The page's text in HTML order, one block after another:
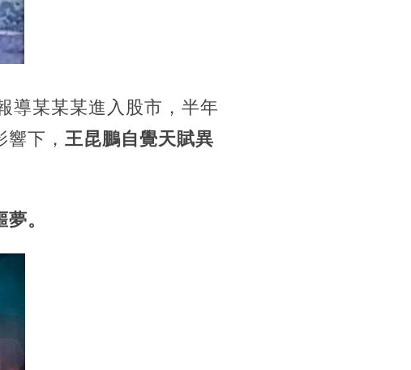
導某某某進入股市，半年
響下， 王昆鵬自覺天賦異
。